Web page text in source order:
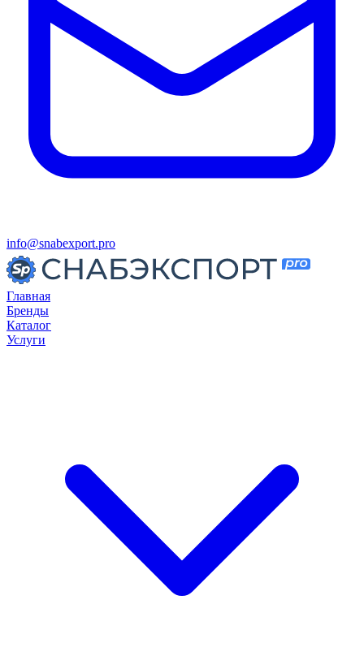
info@snabexport.pro
Главная
Бренды
Каталог
Услуги